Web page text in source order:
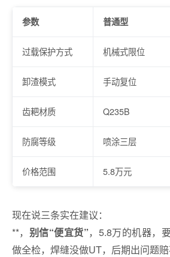
参数 普通型
过载保护方式 机械式限位
卸渣模式 手动复位
齿耙材质 Q235B
防腐等级 喷涂三层
价格范围 5.8万元
现在说三条实在建议：
**， 别信“便宜货”，5.8万的机器，
做全检，焊缝没做UT，后期出问题赔